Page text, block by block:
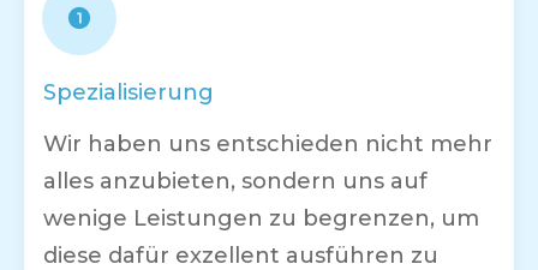
Spezialisierung
Wir haben uns entschieden nicht mehr
alles anzubieten, sondern uns auf
wenige Leistungen zu begrenzen, um
diese dafür exzellent ausführen zu